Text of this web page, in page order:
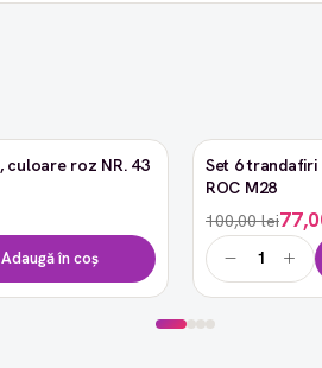
culoare roz NR. 43
Adaugă în coș
-23%
Set 6 trandafiri
ROC M28
100,00 lei